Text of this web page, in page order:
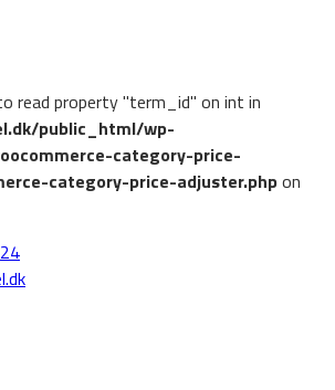
read property "term_id" on int in
public_html/wp-
category-price-
category-price-adjuster.phpon